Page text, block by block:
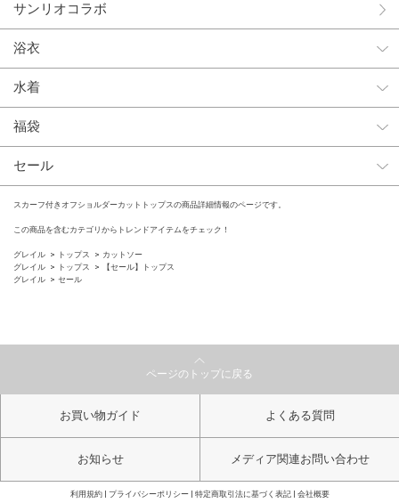
サンリオコラボ
浴衣
水着
福袋
セール
スカーフ付きオフショルダーカットトップスの商品詳細情報のページです。
この商品を含むカテゴリからトレンドアイテムをチェック！
グレイル トップス
カットソー
グレイル
トップス
【セール】トップス
グレイル
セール
ページのトップに戻る
お買い物ガイド よくある質問
お知らせ メディア関連お問い合わせ
利用規約 プライバシーポリシー 特定商取引法に基づく表記 会社概要